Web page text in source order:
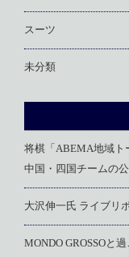
スーツ
未分類
将棋「ABEMA地域
中国・四国チームの
大沢伸一氏 ライブリ
MONDO GROSSOと